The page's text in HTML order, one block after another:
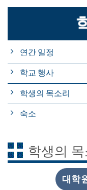
연간 일정
학교 행사
학생의 목소리
숙소
학생의 목
대학